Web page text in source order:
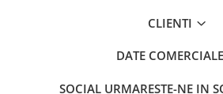
CLIENTI
DATE COMERCIALE
SOCIAL URMARESTE-NE IN